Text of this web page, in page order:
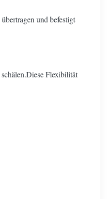
und befestigt
Flexibilität